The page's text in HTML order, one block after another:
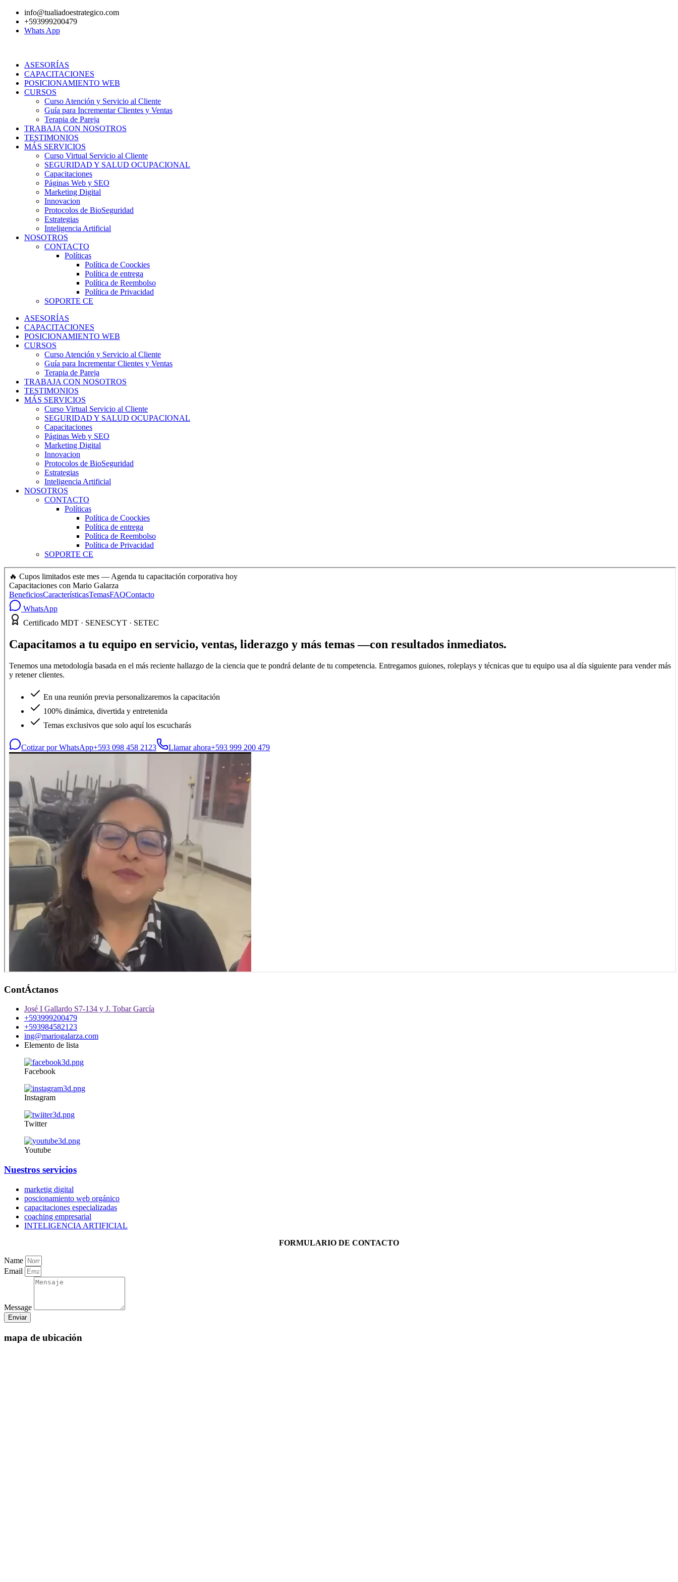
contenido
info@tualiadoestrategico.com
+593999200479
Whats App
ASESORÍAS
CAPACITACIONES
POSICIONAMIENTO WEB
CURSOS
Curso Atención y Servicio al Cliente
Guía para Incrementar Clientes y Ventas
Terapia de Pareja
TRABAJA CON NOSOTROS
TESTIMONIOS
MÁS SERVICIOS
Curso Virtual Servicio al Cliente
SEGURIDAD Y SALUD OCUPACIONAL
Capacitaciones
Páginas Web y SEO
Marketing Digital
Innovacion
Protocolos de BioSeguridad
Estrategias
Inteligencia Artificial
NOSOTROS
CONTACTO
Políticas
Política de Coockies
Política de entrega
Política de Reembolso
Política de Privacidad
SOPORTE CE
ASESORÍAS
CAPACITACIONES
POSICIONAMIENTO WEB
CURSOS
Curso Atención y Servicio al Cliente
Guía para Incrementar Clientes y Ventas
Terapia de Pareja
TRABAJA CON NOSOTROS
TESTIMONIOS
MÁS SERVICIOS
Curso Virtual Servicio al Cliente
SEGURIDAD Y SALUD OCUPACIONAL
Capacitaciones
Páginas Web y SEO
Marketing Digital
Innovacion
Protocolos de BioSeguridad
Estrategias
Inteligencia Artificial
NOSOTROS
CONTACTO
Políticas
Política de Coockies
Política de entrega
Política de Reembolso
Política de Privacidad
SOPORTE CE
ContÁctanos
José I Gallardo S7-134 y J. Tobar García
+593999200479
+593984582123
ing@mariogalarza.com
Elemento de lista
Facebook
Instagram
Twitter
Youtube
Nuestros servicios
marketig digital
poscionamiento web orgánico
capacitaciones especializadas
coaching empresarial
INTELIGENCIA ARTIFICIAL
FORMULARIO DE CONTACTO
Name
Email
Message
Enviar
mapa de ubicación